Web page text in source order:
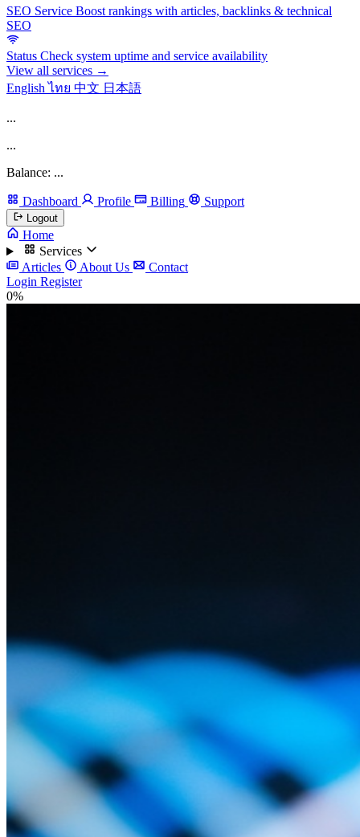
SEO Service Boost rankings with articles, backlinks & technical
SEO
Status Check system uptime and service availability
View all services →
Englishไทย 中文 日本語
...
...
Balance: ...
Dashboard Profile Billing Support
Logout
Home
Services
Articles
About Us
Contact
Login Register
0%